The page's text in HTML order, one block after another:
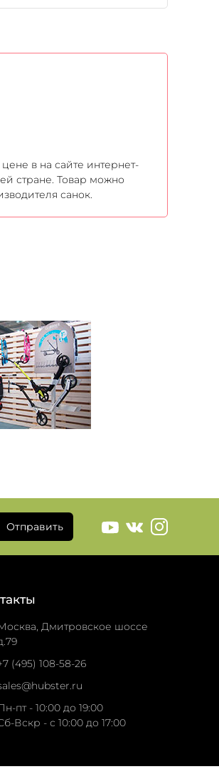
в на сайте интернет-
стране. Товар можно
санок.
Отправить
Дмитровское шоссе
(495) 108-58-26
пт - 10:00 до 19:00
Вскр - с 10:00 до 17:00